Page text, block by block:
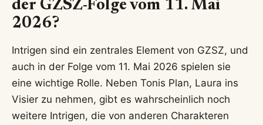
der GZSZ-Folge vom 11. Mai
2026?
Intrigen sind ein zentrales Element von GZSZ, und
auch in der Folge vom 11. Mai 2026 spielen sie
eine wichtige Rolle. Neben Tonis Plan, Laura ins
Visier zu nehmen, gibt es wahrscheinlich noch
weitere Intrigen, die von anderen Charakteren